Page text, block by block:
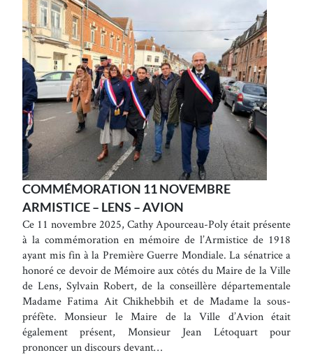
COMMÉMORATION 11 NOVEMBRE
ARMISTICE – LENS – AVION
Ce 11 novembre 2025, Cathy Apourceau-Poly était présente
à la commémoration en mémoire de l’Armistice de 1918
ayant mis fin à la Première Guerre Mondiale. La sénatrice a
honoré ce devoir de Mémoire aux côtés du Maire de la Ville
de Lens, Sylvain Robert, de la conseillère départementale
Madame Fatima Ait Chikhebbih et de Madame la sous-
préfète. Monsieur le Maire de la Ville d’Avion était
également présent, Monsieur Jean Létoquart pour
prononcer un discours devant…